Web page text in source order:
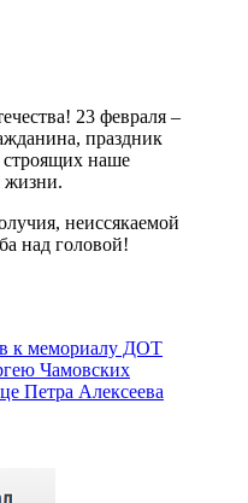
23 февраля –
праздник
наше
жизни.
неиссякаемой
над головой!
к мемориалу ДОТ
Чамовских
Петра Алексеева